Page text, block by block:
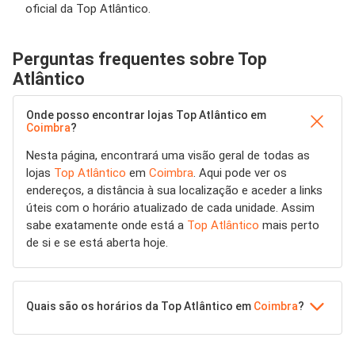
oficial da Top Atlântico.
Perguntas frequentes sobre Top
Atlântico
Onde posso encontrar lojas Top Atlântico em
Coimbra?
Nesta página, encontrará uma visão geral de todas as
lojas Top Atlântico em Coimbra. Aqui pode ver os
endereços, a distância à sua localização e aceder a links
úteis com o horário atualizado de cada unidade. Assim
sabe exatamente onde está a Top Atlântico mais perto
de si e se está aberta hoje.
Quais são os horários da Top Atlântico em Coimbra?